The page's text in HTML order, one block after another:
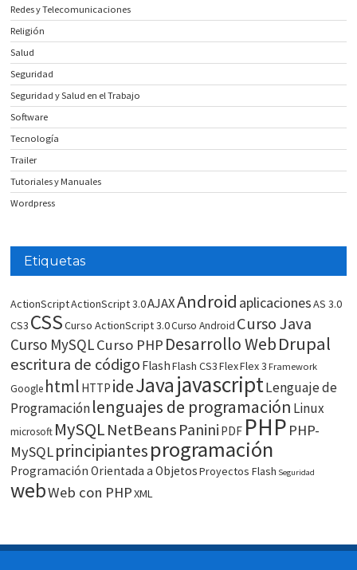
Redes y Telecomunicaciones
Religión
Salud
Seguridad
Seguridad y Salud en el Trabajo
Software
Tecnología
Trailer
Tutoriales y Manuales
Wordpress
Etiquetas
ActionScriptActionScript 3.0AJAXAndroid aplicacionesAS 3.0
CS3 CSSCurso ActionScript 3.0Curso Android Curso Java
Curso MySQLCurso PHP Desarrollo WebDrupal
escritura de código FlashFlash CS3FlexFlex 3 Framework
Google html HTTP ideJavajavascriptLenguaje de
Programaciónlenguajes de programación Linux
microsoft MySQLNetBeans Panini PDF PHP PHP-
MySQLprincipiantesprogramación
Programación Orientada a ObjetosProyectos Flash Seguridad
webWeb con PHPXML